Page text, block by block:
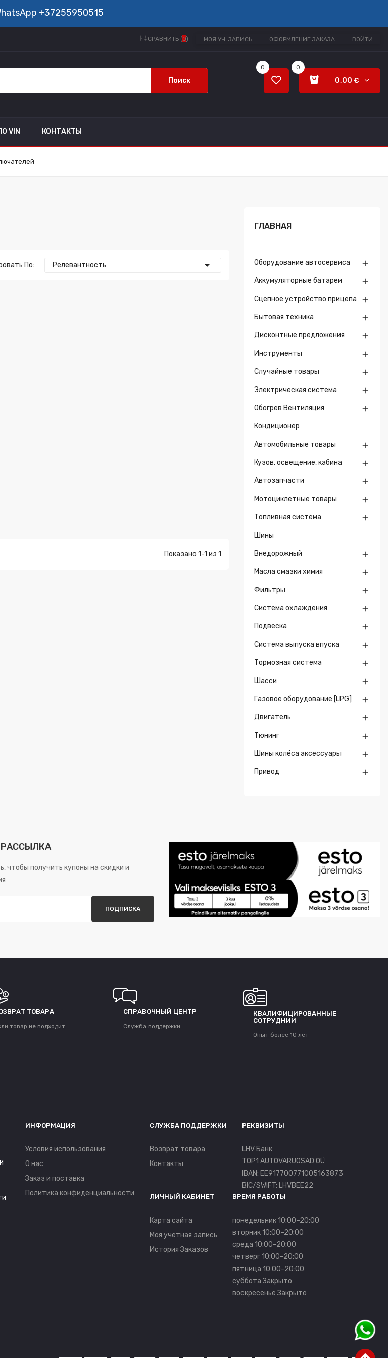
+37255950515
МОЯ УЧ. ЗАПИСЬ ОФОРМЛЕНИЕ ЗАКАЗА ВОЙТИ
СРАВНИТЬ (0)
Поиск
0
0,00 €
0
VIN КОНТАКТЫ
По: Релевантность 
Показано 1-1 из 1
ГЛАВНАЯ
Оборудование автосервиса 
Аккумуляторные батареи 
Сцепное устройство прицепа 
Бытовая техника 
Дисконтные предложения 
Инструменты 
Случайные товары 
Электрическая система 
Обогрев Вентиляция
Кондиционер

Автомобильные товары 
Кузов, освещение, кабина 
Автозапчасти 
Мотоциклетные товары 
Топливная система 
Шины
Внедорожный 
Масла смазки химия 
Фильтры 
Система охлаждения 
Подвеска 
Система выпуска впуска 
Тормозная система 
Шасси 
Газовое оборудование [LPG] 
Двигатель 
Тюнинг 
Шины колёса аксессуары 
Привод 
чтобы получить купоны на скидки и
ТОВАРА
товар не подходит
СПРАВОЧНЫЙ ЦЕНТР
Служба поддержки
КВАЛИФИЦИРОВАННЫЕ
СОТРУДНИИ
Опыт более 10 лет
ИНФОРМАЦИЯ
Условия использования
О нас
Заказ и поставка
Политика конфиденциальности
СЛУЖБА ПОДДЕРЖКИ
Возврат товара
Контакты
РЕКВИЗИТЫ
LHV Банк
TOP1 AUTOVARUOSAD OÜ
IBAN: EE917700771005163873
BIC/SWIFT: LHVBEE22
ЛИЧНЫЙ КАБИНЕТ
Карта сайта
Моя учетная запись
История Заказов
ВРЕМЯ РАБОТЫ
понедельник 10:00–20:00
вторник 10:00–20:00
среда 10:00–20:00
четверг 10:00–20:00
пятница 10:00–20:00
суббота Закрыто
воскресенье Закрыто